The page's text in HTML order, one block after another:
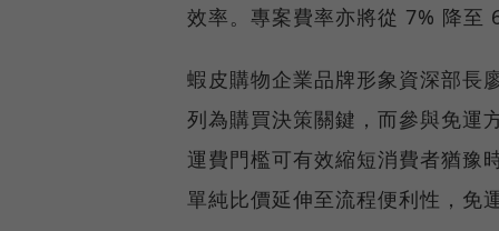
效率。專案費率亦將從 7% 降至
蝦皮購物企業品牌形象資深部長
列為購買決策關鍵，而參與免運
運費門檻可有效縮短消費者猶豫
單純比價延伸至流程便利性，免